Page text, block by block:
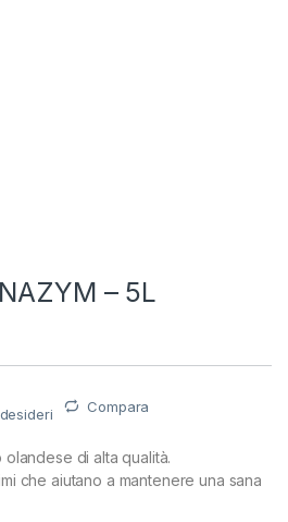
– 5L
Compara
di alta qualità.
che aiutano a mantenere una sana